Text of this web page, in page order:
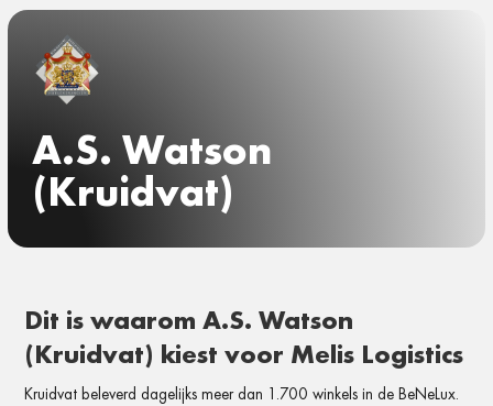
A.S. Watson
(Kruidvat)
Dit is waarom A.S. Watson
(Kruidvat) kiest voor Melis Logistics
Kruidvat beleverd dagelijks meer dan 1.700 winkels in de BeNeLux.